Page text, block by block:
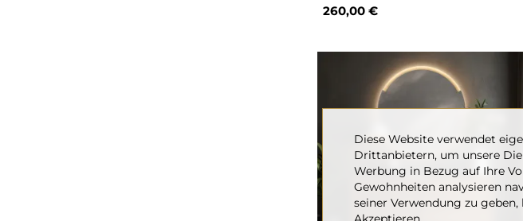
260,00 €
Diese Website verwendet
Drittanbietern, um unsere
Werbung in Bezug auf Ihre
Gewohnheiten analysieren
seiner Verwendung zu